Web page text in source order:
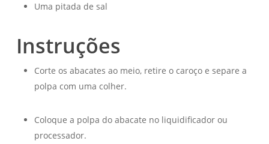
Uma pitada de sal
Instruções
Corte os abacates ao meio, retire o caroço e separe a
polpa com uma colher.
Coloque a polpa do abacate no liquidificador ou
processador.